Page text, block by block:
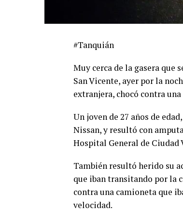
#Tanquián
Muy cerca de la gasera que
San Vicente, ayer por la
extranjera, chocó contra
Un joven de 27 años de
Nissan, y resultó con
Hospital General de Ciudad
También resultó herido su
que iban transitando por la
contra una camioneta que
velocidad.